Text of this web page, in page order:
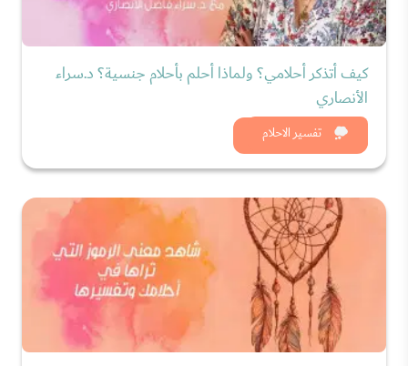
تفسير الاحلام
كيف أتذكر أحلامي؟ ولماذا أحلم بأحلام جنسية؟ د.سراء
الأنصاري
شاهد الان